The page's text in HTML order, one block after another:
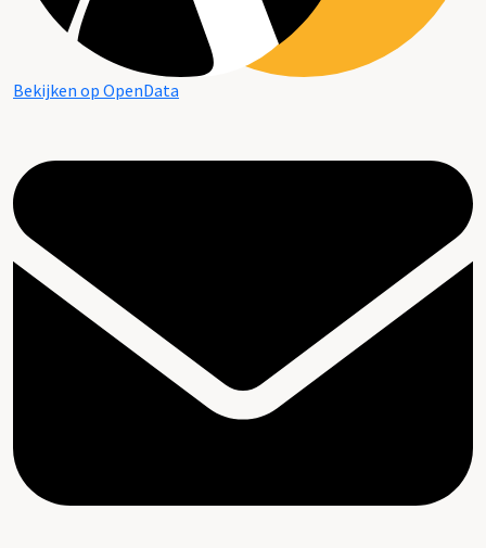
Bekijken op OpenData